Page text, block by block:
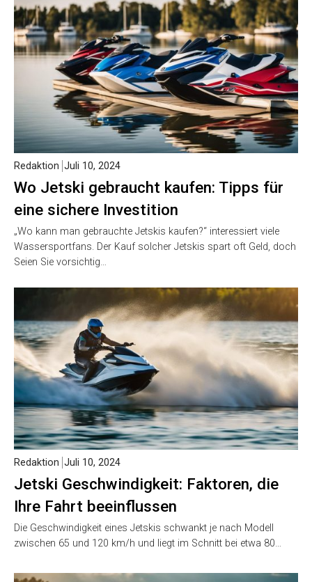
Wo Jetski gebraucht kaufen: Tipps für
eine sichere Investition
Redaktion Juli 10, 2024
„Wo kann man gebrauchte Jetskis kaufen?“ interessiert viele
Wassersportfans. Der Kauf solcher Jetskis spart oft Geld, doch
Seien Sie vorsichtig…
Jetski Geschwindigkeit: Faktoren, die
Ihre Fahrt beeinflussen
Redaktion Juli 10, 2024
Die Geschwindigkeit eines Jetskis schwankt je nach Modell
zwischen 65 und 120 km/h und liegt im Schnitt bei etwa 80…